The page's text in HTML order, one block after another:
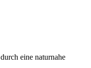
eine naturnahe